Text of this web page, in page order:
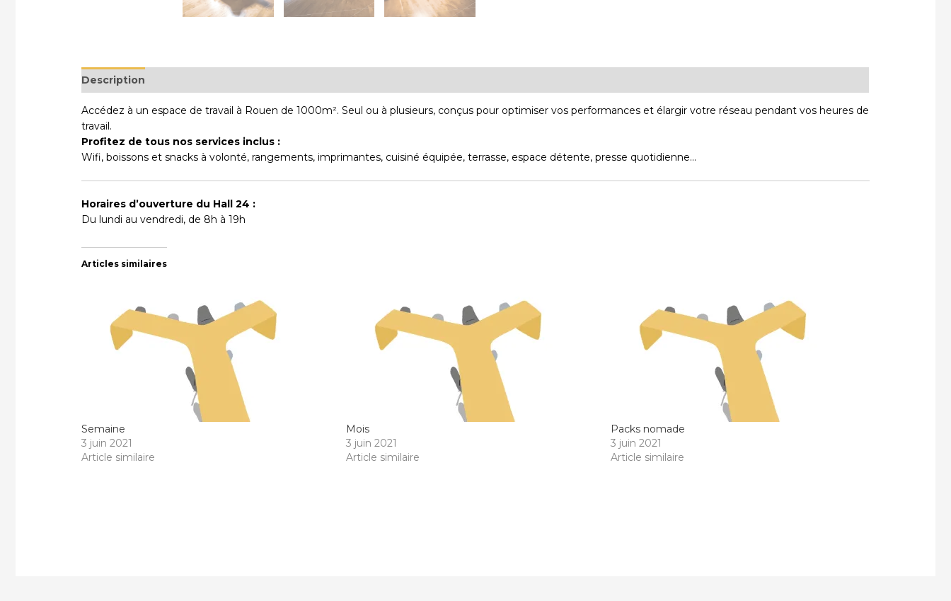
Description
Accédez à un espace de travail à Rouen de 1000m². Seul ou à plusieurs, conçus pour optimiser vos performances et élargir votre réseau pendant vos heures de
travail.
Profitez de tous nos services inclus :
Wifi, boissons et snacks à volonté, rangements, imprimantes, cuisiné équipée, terrasse, espace détente, presse quotidienne…
Horaires d’ouverture du Hall 24 :
Du lundi au vendredi, de 8h à 19h
Articles similaires
Semaine
3 juin 2021
Article similaire
Mois
3 juin 2021
Article similaire
Packs nomade
3 juin 2021
Article similaire